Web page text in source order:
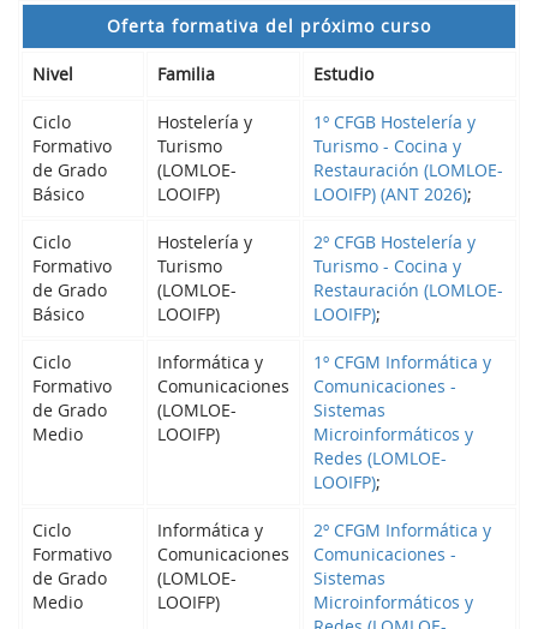
Oferta formativa del próximo curso
Nivel Familia Estudio
Ciclo
Formativo
de Grado
Básico
Hostelería y
Turismo
(LOMLOE-
LOOIFP)
1º CFGB Hostelería y
Turismo - Cocina y
Restauración (LOMLOE-
LOOIFP) (ANT 2026);
Ciclo
Formativo
de Grado
Básico
Hostelería y
Turismo
(LOMLOE-
LOOIFP)
2º CFGB Hostelería y
Turismo - Cocina y
Restauración (LOMLOE-
LOOIFP);
Ciclo
Formativo
de Grado
Medio
Informática y
Comunicaciones
(LOMLOE-
LOOIFP)
1º CFGM Informática y
Comunicaciones -
Sistemas
Microinformáticos y
Redes (LOMLOE-
LOOIFP);
Ciclo
Formativo
de Grado
Medio
Informática y
Comunicaciones
(LOMLOE-
LOOIFP)
2º CFGM Informática y
Comunicaciones -
Sistemas
Microinformáticos y